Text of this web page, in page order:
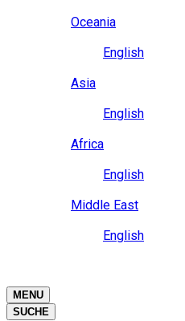
Oceania
English
Asia
English
Africa
English
Middle East
English
MENU
SUCHE